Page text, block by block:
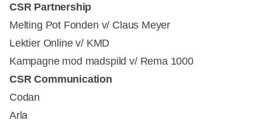
CSR Partnership
Melting Pot Fonden v/ Claus Meyer
Lektier Online v/ KMD
Kampagne mod madspild v/ Rema 1000
CSR Communication
Codan
Arla